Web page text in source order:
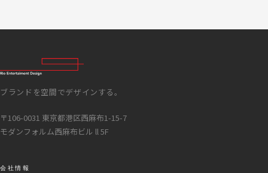
ブランドを空間でデザインする。
〒106-0031 東京都港区西麻布1-15-7
モダンフォルム西麻布ビル ll 5F
会社情報